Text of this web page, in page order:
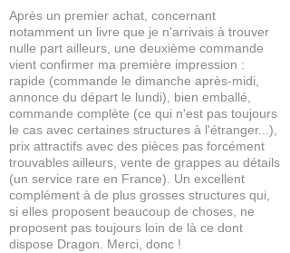
Après un premier achat, concernant
notamment un livre que je n'arrivais à trouver
nulle part ailleurs, une deuxième commande
vient confirmer ma première impression :
rapide (commande le dimanche après-midi,
annonce du départ le lundi), bien emballé,
commande complète (ce qui n'est pas toujours
le cas avec certaines structures à l'étranger...),
prix attractifs avec des pièces pas forcément
trouvables ailleurs, vente de grappes au détails
(un service rare en France). Un excellent
complément à de plus grosses structures qui,
si elles proposent beaucoup de choses, ne
proposent pas toujours loin de là ce dont
dispose Dragon. Merci, donc !